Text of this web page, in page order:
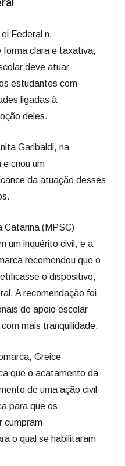
clara e taxativa,
deve atuar
estudantes com
ligadas à
deles.
e criou um
da atuação desses
um inquérito civil, e a
recomendou que o
o dispositivo,
A recomendação foi
de apoio escolar
mais tranquilidade.
que o acatamento da
de uma ação civil
para que os
cumpram
o qual se habilitaram